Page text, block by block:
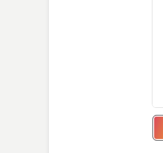
カラー印刷イメージを